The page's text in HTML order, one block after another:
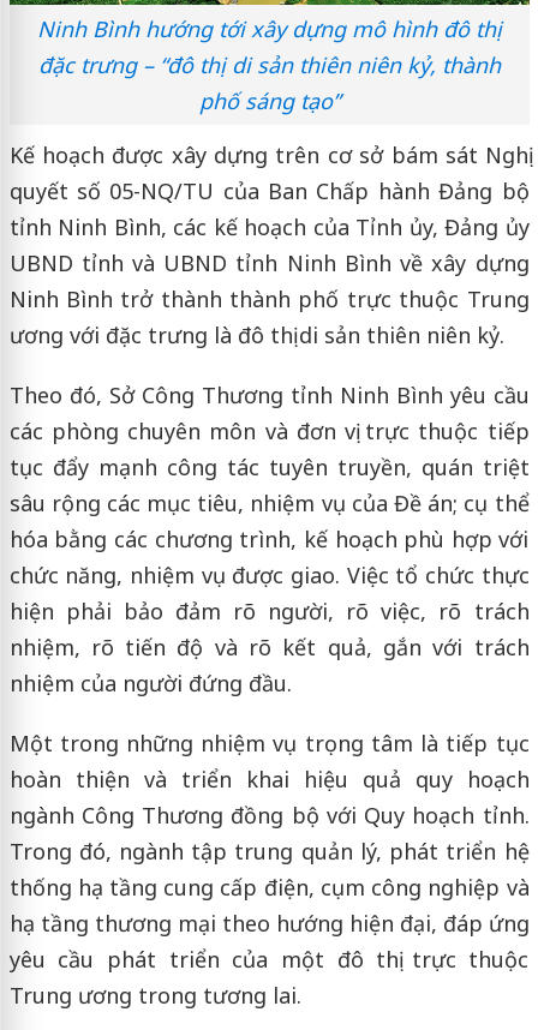
Ninh Bình hướng tới xây dựng mô hình đô thị
đặc trưng – “đô thị di sản thiên niên kỷ, thành
phố sáng tạo”
Kế hoạch được xây dựng trên cơ sở bám sát Nghị
quyết số 05-NQ/TU của Ban Chấp hành Đảng bộ
tỉnh Ninh Bình, các kế hoạch của Tỉnh ủy, Đảng ủy
UBND tỉnh và UBND tỉnh Ninh Bình về xây dựng
Ninh Bình trở thành thành phố trực thuộc Trung
ương với đặc trưng là đô thị di sản thiên niên kỷ.
Theo đó, Sở Công Thương tỉnh Ninh Bình yêu cầu
các phòng chuyên môn và đơn vị trực thuộc tiếp
tục đẩy mạnh công tác tuyên truyền, quán triệt
sâu rộng các mục tiêu, nhiệm vụ của Đề án; cụ thể
hóa bằng các chương trình, kế hoạch phù hợp với
chức năng, nhiệm vụ được giao. Việc tổ chức thực
hiện phải bảo đảm rõ người, rõ việc, rõ trách
nhiệm, rõ tiến độ và rõ kết quả, gắn với trách
nhiệm của người đứng đầu.
Một trong những nhiệm vụ trọng tâm là tiếp tục
hoàn thiện và triển khai hiệu quả quy hoạch
ngành Công Thương đồng bộ với Quy hoạch tỉnh.
Trong đó, ngành tập trung quản lý, phát triển hệ
thống hạ tầng cung cấp điện, cụm công nghiệp và
hạ tầng thương mại theo hướng hiện đại, đáp ứng
yêu cầu phát triển của một đô thị trực thuộc
Trung ương trong tương lai.